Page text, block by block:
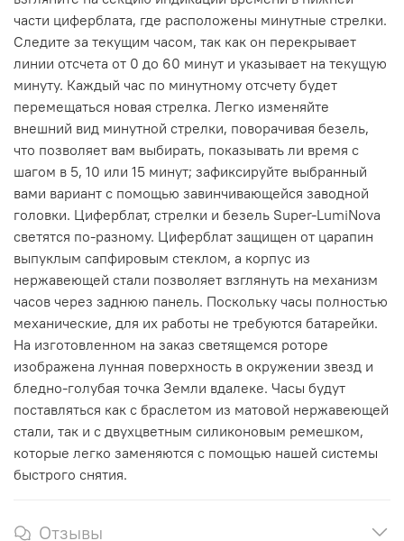
части циферблата, где расположены минутные стрелки.
Следите за текущим часом, так как он перекрывает
линии отсчета от 0 до 60 минут и указывает на текущую
минуту. Каждый час по минутному отсчету будет
перемещаться новая стрелка. Легко изменяйте
внешний вид минутной стрелки, поворачивая безель,
что позволяет вам выбирать, показывать ли время с
шагом в 5, 10 или 15 минут; зафиксируйте выбранный
вами вариант с помощью завинчивающейся заводной
головки. Циферблат, стрелки и безель Super-LumiNova
светятся по-разному. Циферблат защищен от царапин
выпуклым сапфировым стеклом, а корпус из
нержавеющей стали позволяет взглянуть на механизм
часов через заднюю панель. Поскольку часы полностью
механические, для их работы не требуются батарейки.
На изготовленном на заказ светящемся роторе
изображена лунная поверхность в окружении звезд и
бледно-голубая точка Земли вдалеке. Часы будут
поставляться как с браслетом из матовой нержавеющей
стали, так и с двухцветным силиконовым ремешком,
которые легко заменяются с помощью нашей системы
быстрого снятия.
Отзывы